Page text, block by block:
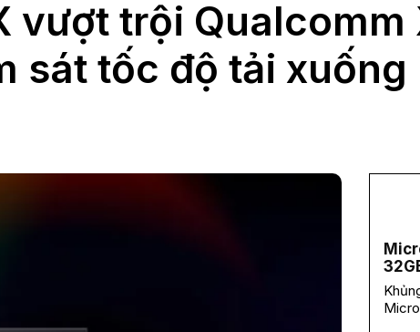
vượt trội Qualcomm
sát tốc độ tải xuống